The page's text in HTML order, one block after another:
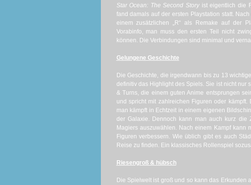
Star Ocean: The Second Story ist eigentlich die
fand damals auf der ersten Playstation statt.
einem zusätzlichen „R“ als Remake auf der
Vorabinfo, man muss den ersten Teil nicht
können. Die Verbindungen sind minimal und
Gelungene Geschichte
Die Geschichte, die irgendwann bis zu 13
definitiv das Highlight des Spiels. Sie ist nicht nur
& Turns, die einem guten Anime entsprungen
und spricht mit zahlreichen Figuren oder
man kämpft in Echtzeit in einem eigenen
der Galaxie. Dennoch kann man auch kurz die
Magiers auszuwählen. Nach einem Kampf kann
Figuren verbessern. Wie üblich gibt es auch
Reise zu finden. Ein klassisches Rollenspiel
Riesengroß & hübsch
Die Spielwelt ist groß und so kann das Erkunden